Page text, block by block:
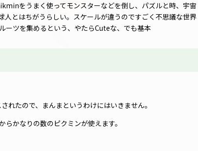
をうまく使ってモンスターなどを倒し、パズルと時、宇宙
人とはちがうらしい。スケールが違うのですごく不思議な世界
ーツを集めるという、やたらCuteな、でも基本
れたので、まんまというわけにはいきません。
かなりの数のピクミンが使えます。